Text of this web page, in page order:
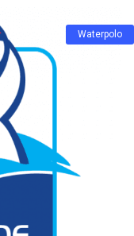
Waterpolo